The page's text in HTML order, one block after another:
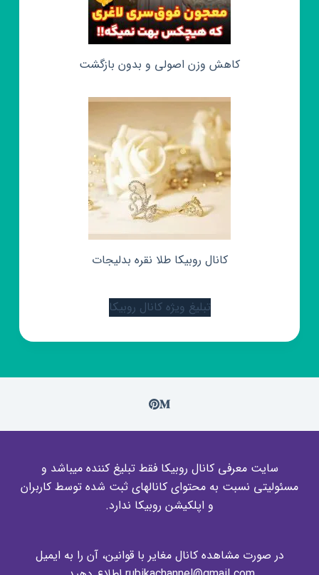
کاهش وزن اصولی و بدون بازگشت
کانال روبیکا طلا نقره بدلیجات
تبلیغ ویژه کانال روبیکا
سایت معرفی کانال روبیکا فقط تبلیغ کننده میباشد و
مسئولیتی نسبت به محتوای کانالهای ثبت شده توسط کاربران
و اپلکیشن روبیکا ندارد.
در صورت مشاهده کانال مغایر با قوانین، آن را به ایمیل